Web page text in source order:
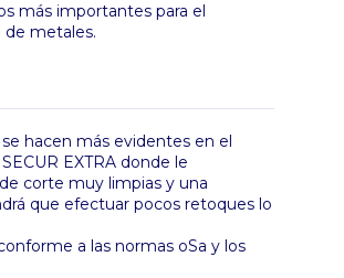
más importantes para el
de metales.
hacen más evidentes en el
EXTRA donde le
corte muy limpias y una
que efectuar pocos retoques lo
a las normas oSa y los